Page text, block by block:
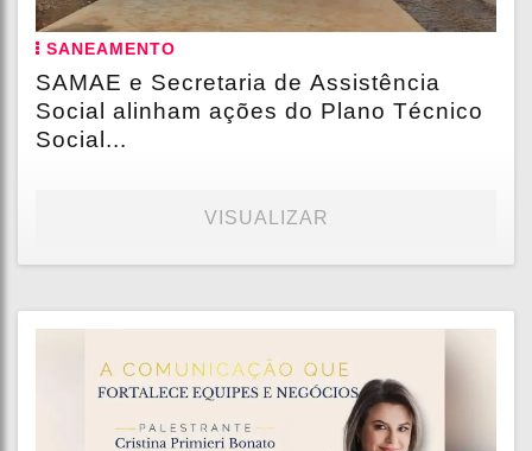
SANEAMENTO
SAMAE e Secretaria de Assistência
Social alinham ações do Plano Técnico
Social...
VISUALIZAR